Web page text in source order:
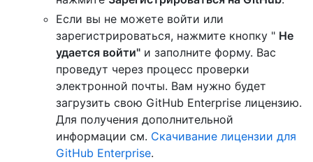
Если вы не можете войти или
зарегистрироваться, нажмите кнопку " Не
удается войти" и заполните форму. Вас
проведут через процесс проверки
электронной почты. Вам нужно будет
загрузить свою GitHub Enterprise лицензию.
Для получения дополнительной
информации см. Скачивание лицензии для
GitHub Enterprise.